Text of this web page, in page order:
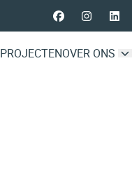
PROJECTENOVER ONS